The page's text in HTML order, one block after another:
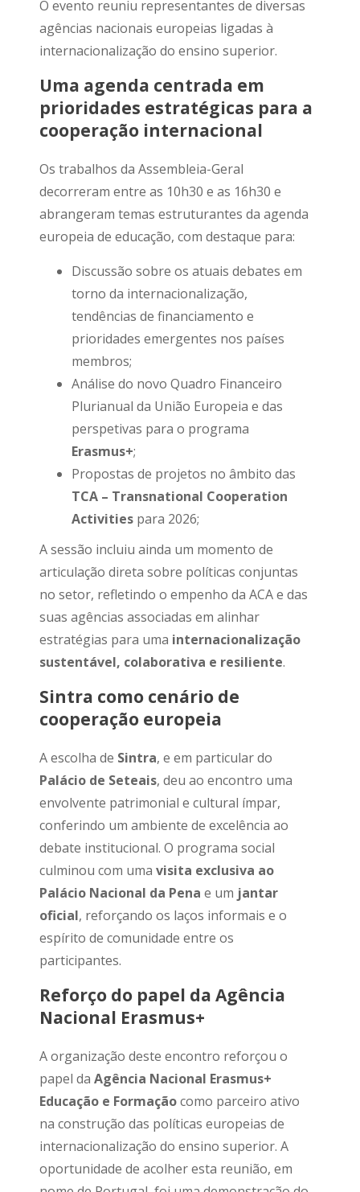
O evento reuniu representantes de diversas
agências nacionais europeias ligadas à
internacionalização do ensino superior.
Uma agenda centrada em
prioridades estratégicas para a
cooperação internacional
Os trabalhos da Assembleia-Geral
decorreram entre as 10h30 e as 16h30 e
abrangeram temas estruturantes da agenda
europeia de educação, com destaque para:
Discussão sobre os atuais debates em
torno da internacionalização,
tendências de financiamento e
prioridades emergentes nos países
membros;
Análise do novo Quadro Financeiro
Plurianual da União Europeia e das
perspetivas para o programa
Erasmus+;
Propostas de projetos no âmbito das
TCA – Transnational Cooperation
Activities para 2026;
A sessão incluiu ainda um momento de
articulação direta sobre políticas conjuntas
no setor, refletindo o empenho da ACA e das
suas agências associadas em alinhar
estratégias para uma internacionalização
sustentável, colaborativa e resiliente.
Sintra como cenário de
cooperação europeia
A escolha de Sintra, e em particular do
Palácio de Seteais, deu ao encontro uma
envolvente patrimonial e cultural ímpar,
conferindo um ambiente de excelência ao
debate institucional. O programa social
culminou com uma visita exclusiva ao
Palácio Nacional da Pena e um jantar
oficial, reforçando os laços informais e o
espírito de comunidade entre os
participantes.
Reforço do papel da Agência
Nacional Erasmus+
A organização deste encontro reforçou o
papel da Agência Nacional Erasmus+
Educação e Formaçãocomo parceiro ativo
na construção das políticas europeias de
internacionalização do ensino superior. A
oportunidade de acolher esta reunião, em